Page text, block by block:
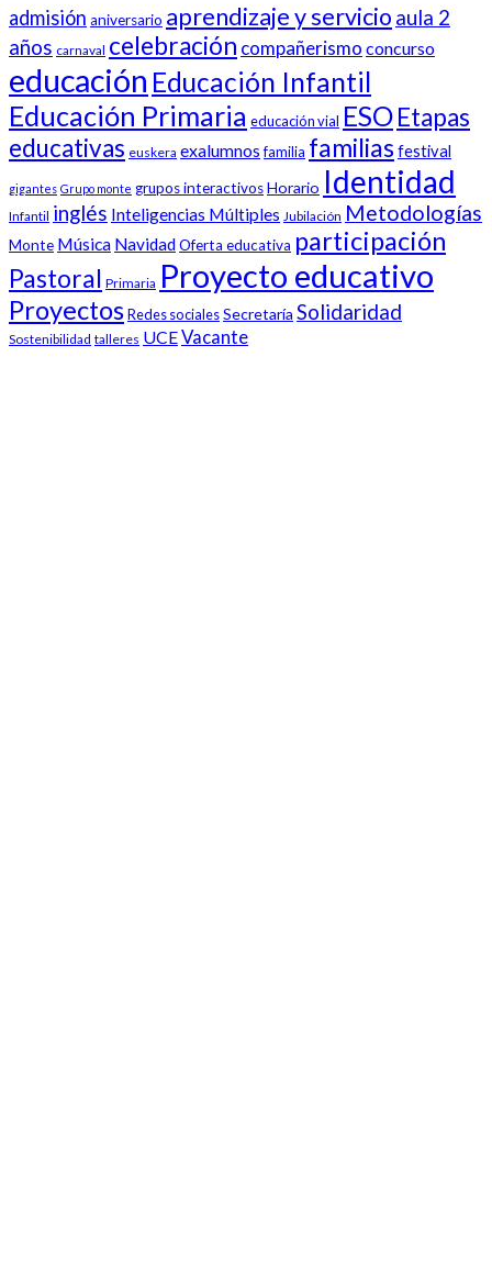
admisión aniversario aprendizaje y servicio aula 2
años carnaval celebración compañerismo concurso
educación Educación Infantil
Educación Primaria educación vial ESOEtapas
educativas euskera exalumnos familia familiasfestival
gigantes Grupo monte grupos interactivosHorario Identidad
Infantil inglés Inteligencias Múltiples Jubilación Metodologías
Monte Música NavidadOferta educativa participación
Pastoral Primaria Proyecto educativo
ProyectosRedes socialesSecretaría Solidaridad
Sostenibilidad talleres UCEVacante